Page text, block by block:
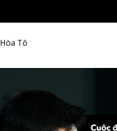
Hòa Tô